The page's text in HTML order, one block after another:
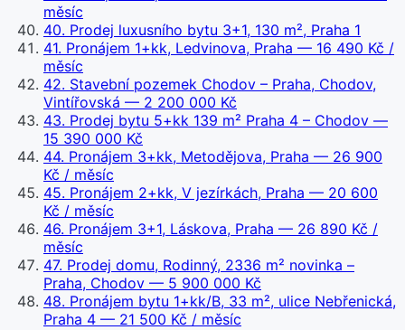
měsíc
40. Prodej luxusního bytu 3+1, 130 m², Praha 1
41. Pronájem 1+kk, Ledvinova, Praha — 16 490 Kč /
měsíc
42. Stavební pozemek Chodov – Praha, Chodov,
Vintířovská — 2 200 000 Kč
43. Prodej bytu 5+kk 139 m² Praha 4 – Chodov —
15 390 000 Kč
44. Pronájem 3+kk, Metodějova, Praha — 26 900
Kč / měsíc
45. Pronájem 2+kk, V jezírkách, Praha — 20 600
Kč / měsíc
46. Pronájem 3+1, Láskova, Praha — 26 890 Kč /
měsíc
47. Prodej domu, Rodinný, 2336 m² novinka –
Praha, Chodov — 5 900 000 Kč
48. Pronájem bytu 1+kk/B, 33 m², ulice Nebřenická,
Praha 4 — 21 500 Kč / měsíc